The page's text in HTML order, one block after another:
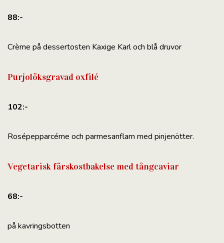
88:-
Crème på dessertosten Kaxige Karl och blå druvor
Purjolöksgravad oxfilé
102:-
Rosépepparcéme och parmesanflarn med pinjenötter.
Vegetarisk färskostbakelse med tångcaviar
68:-
på kavringsbotten